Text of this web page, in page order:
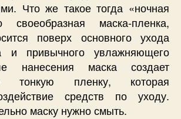
Что же такое тогда «ночная
маска-пленка,
поверх основного ухода
и привычного увлажняющего
нанесения маска создает
тонкую пленку, которая
средств по уходу.
маску нужно смыть.